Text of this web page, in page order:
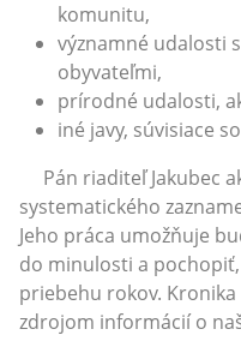
komunitu,
významné udalosti
obyvateľmi,
prírodné udalosti,
iné javy, súvisiace
Pán riaditeľ Jakubec
systematického
Jeho práca umožňuje
do minulosti a
priebehu rokov.
zdrojom informácií o